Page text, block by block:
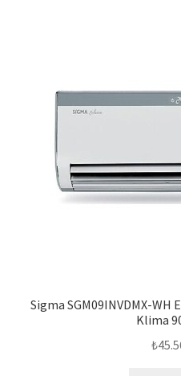
Sigma SGM09INVDMX-
Klima
₺